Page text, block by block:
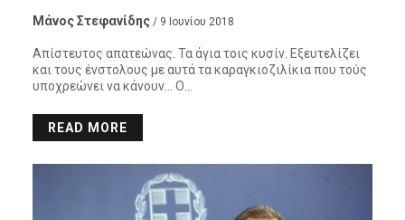
Μάνος Στεφανίδης / 9 Ιουνίου 2018
Απίστευτος απατεώνας. Τα άγια τοις κυσίν. Εξευτελίζει
και τους ένστολους με αυτά τα καραγκιοζιλίκια που τούς
υποχρεώνει να κάνουν… Ο…
READ MORE